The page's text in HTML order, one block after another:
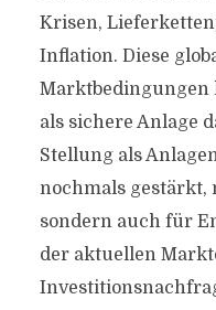
Krisen,
Inflation. Diese
Marktbedingungen
als sichere Anlage
Stellung als
nochmals
sondern auch für
der aktuellen